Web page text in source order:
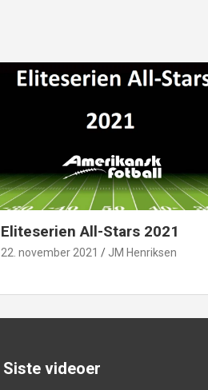
Eliteserien All-Stars 2021
22. november 2021 JM Henriksen
Siste videoer